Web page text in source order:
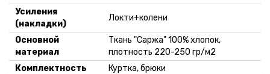
Усиления
(накладки)
Локти+колени
Основной
материал
Ткань "Саржа" 100% хлопок,
плотность 220-250 гр/м2
Комплектность
Куртка, брюки